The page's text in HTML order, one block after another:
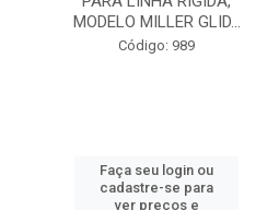
MODELO MILLER GLID...
Código: 989
Faça seu login ou
cadastre-se para
ver preços e